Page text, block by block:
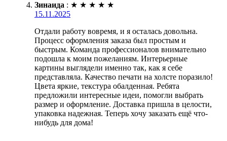
Зинаида : ★ ★ ★ ★ ★
15.11.2025
Отдали работу вовремя, и я осталась довольна.
Процесс оформления заказа был простым и
быстрым. Команда профессионалов внимательно
подошла к моим пожеланиям. Интерьерные
картины выглядели именно так, как я себе
представляла. Качество печати на холсте поразило!
Цвета яркие, текстура обалденная. Ребята
предложили интересные идеи, помогли выбрать
размер и оформление. Доставка пришла в целости,
упаковка надежная. Теперь хочу заказать ещё что-
нибудь для дома!